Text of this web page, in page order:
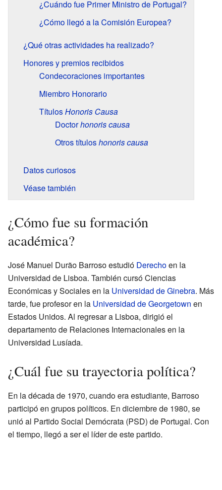
¿Cuándo fue Primer Ministro de Portugal?
¿Cómo llegó a la Comisión Europea?
¿Qué otras actividades ha realizado?
Honores y premios recibidos
Condecoraciones importantes
Miembro Honorario
TítulosHonoris Causa
Doctorhonoris causa
Otros títuloshonoris causa
Datos curiosos
Véase también
¿Cómo fue su formación
académica?
José Manuel Durão Barroso estudió Derechoen la
Universidad de Lisboa. También cursó Ciencias
Económicas y Sociales en la Universidad de Ginebra. Más
tarde, fue profesor en la Universidad de Georgetown en
Estados Unidos. Al regresar a Lisboa, dirigió el
departamento de Relaciones Internacionales en la
Universidad Lusíada.
¿Cuál fue su trayectoria política?
En la década de 1970, cuando era estudiante, Barroso
participó en grupos políticos. En diciembre de 1980, se
unió al Partido Social Demócrata (PSD) de Portugal. Con
el tiempo, llegó a ser el líder de este partido.